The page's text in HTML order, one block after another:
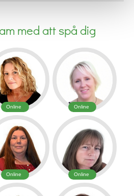
med att spå dig
Online Online
Online Online